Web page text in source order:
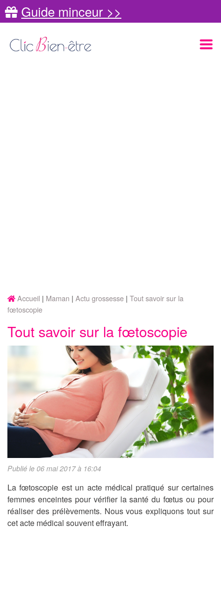
Guide minceur >>
Accueil Maman Actu grossesse Tout savoir sur la
fœtoscopie
Tout savoir sur la fœtoscopie
Publié le 06 mai 2017 à 16:04
La fœtoscopie est un acte médical pratiqué sur certaines
femmes enceintes pour vérifier la santé du fœtus ou pour
réaliser des prélèvements. Nous vous expliquons tout sur
cet acte médical souvent effrayant.